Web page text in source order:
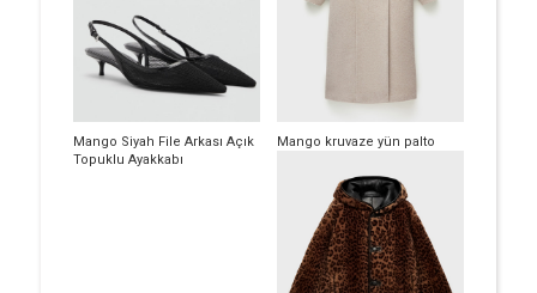
Mango Siyah File Arkası Açık
Topuklu Ayakkabı
Mango kruvaze yün palto